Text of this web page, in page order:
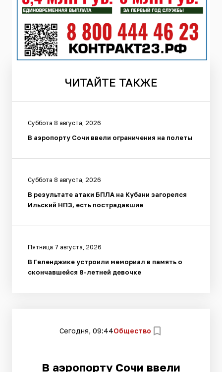
ЧИТАЙТЕ ТАКЖЕ
Суббота 8 августа, 2026
В аэропорту Сочи ввели ограничения на полеты
Суббота 8 августа, 2026
В результате атаки БПЛА на Кубани загорелся
Ильский НПЗ, есть пострадавшие
Пятница 7 августа, 2026
В Геленджике устроили мемориал в память о
скончавшейся 8-летней девочке
Сегодня, 09:44Общество
В аэропорту Сочи ввели